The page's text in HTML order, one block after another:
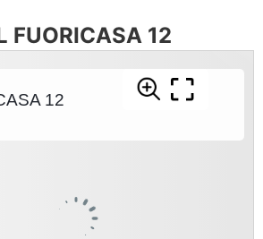
FUORICASA 12